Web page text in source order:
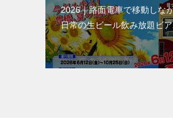
2026｜路面電車で移動しな
日常の生ビール飲み放題ビ